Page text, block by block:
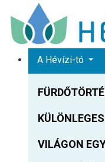
+36 83 540
A Hévízi-tó
VILÁGON